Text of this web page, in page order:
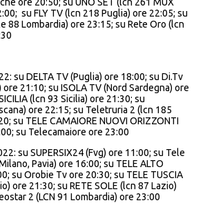
su FLY TV (lcn 218 Puglia) ore 22:05; su
88 Lombardia) ore 23:15; su Rete Oro (lcn
su DELTA TV (Puglia) ore 18:00; su Di.Tv
ore 21:10; su ISOLA TV (Nord Sardegna) ore
(lcn 93 Sicilia) ore 21:30; su
ore 22:15; su Teletruria 2 (lcn 185
su TELE CAMAIORE NUOVI ORIZZONTI
su Telecamaiore ore 23:00
su SUPERSIX24 (Fvg) ore 11:00; su Tele
Pavia) ore 16:00; su TELE ALTO
su Orobie Tv ore 20:30; su TELE TUSCIA
ore 21:30; su RETE SOLE (lcn 87 Lazio)
2 (LCN 91 Lombardia) ore 23:00